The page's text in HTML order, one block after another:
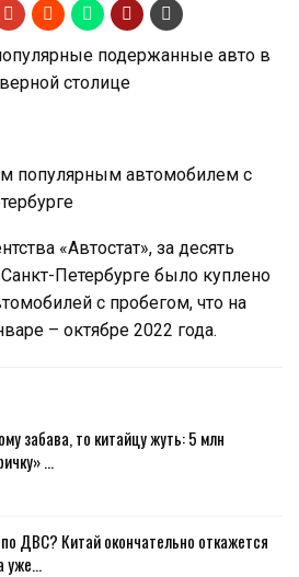
популярным автомобилем с
«Автостат», за десять
Петербурге было куплено
с пробегом, что на
– октябре 2022 года.
забава, то китайцу жуть: 5 млн
…
ДВС? Китай окончательно откажется
уже…